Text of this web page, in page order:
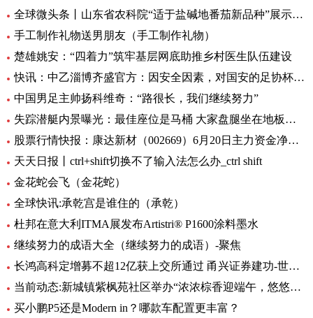
全球微头条丨山东省农科院“适于盐碱地番茄新品种”展示会在利津县农业双创中心举行
手工制作礼物送男朋友（手工制作礼物）
楚雄姚安：“四着力”筑牢基层网底助推乡村医生队伍建设
快讯：中乙淄博齐盛官方：因安全因素，对国安的足协杯不对外开放
中国男足主帅扬科维奇：“路很长，我们继续努力”
失踪潜艇内景曝光：最佳座位是马桶 大家盘腿坐在地板上|世界观焦点
股票行情快报：康达新材（002669）6月20日主力资金净买入354.78万元
天天日报丨ctrl+shift切换不了输入法怎么办_ctrl shift
金花蛇会飞（金花蛇）
全球快讯:承乾宫是谁住的（承乾）
杜邦在意大利ITMA展发布Artistri® P1600涂料墨水
继续努力的成语大全（继续努力的成语）-聚焦
长鸿高科定增募不超12亿获上交所通过 甬兴证券建功-世界动态
当前动态:新城镇紫枫苑社区举办“浓浓棕香迎端午，悠悠深情铭党恩”端午节活动
买小鹏P5还是Modern in？哪款车配置更丰富？